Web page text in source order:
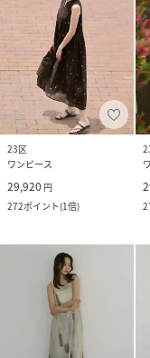
23区
ワンピース
29,920 円
272ポイント(1倍)